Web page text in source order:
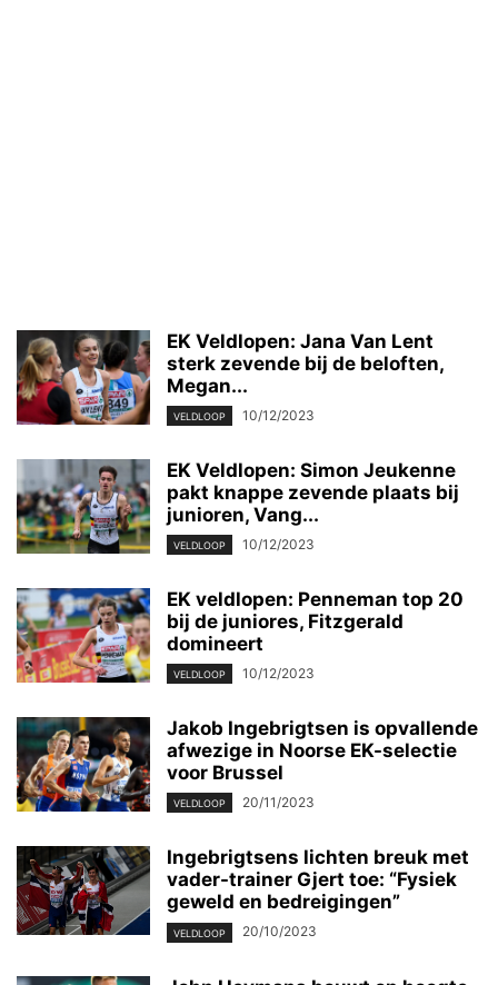
EK Veldlopen: Jana Van Lent
sterk zevende bij de beloften,
Megan...
VELDLOOP 10/12/2023
EK Veldlopen: Simon Jeukenne
pakt knappe zevende plaats bij
junioren, Vang...
VELDLOOP 10/12/2023
EK veldlopen: Penneman top 20
bij de juniores, Fitzgerald
domineert
VELDLOOP 10/12/2023
Jakob Ingebrigtsen is opvallende
afwezige in Noorse EK-selectie
voor Brussel
VELDLOOP 20/11/2023
Ingebrigtsens lichten breuk met
vader-trainer Gjert toe: “Fysiek
geweld en bedreigingen”
VELDLOOP 20/10/2023